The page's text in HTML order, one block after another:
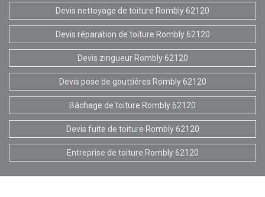
Devis nettoyage de toiture Rombly 62120
Devis réparation de toiture Rombly 62120
Devis zingueur Rombly 62120
Devis pose de gouttières Rombly 62120
Bâchage de toiture Rombly 62120
Devis fuite de toiture Rombly 62120
Entreprise de toiture Rombly 62120